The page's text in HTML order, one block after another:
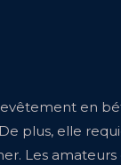
en
plus, elle
Les